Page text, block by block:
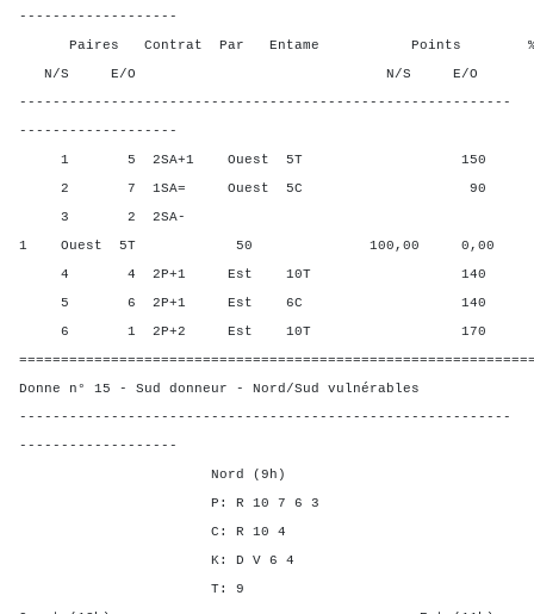
-------------------
Paires Contrat Par Entame Points %
N/S E/O N/S E/O N/
-----------------------------------------------------------
-------------------
1 5 2SA+1 Ouest 5T 150
2 7 1SA= Ouest 5C 90
3 2 2SA-
1 Ouest 5T 50 100,00 0,00
4 4 2P+1 Est 10T 140
5 6 2P+1 Est 6C 140
6 1 2P+2 Est 10T 170 0,00
Donne n° 15 - Sud donneur - Nord/Sud vulnérables
-----------------------------------------------------------
-------------------
Nord (9h)
P: R 10 7 6 3
C: R 10 4
K: D V 6 4
T: 9